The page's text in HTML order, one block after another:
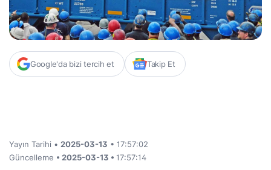
Google'da bizi tercih et Takip Et
Yayın Tarihi • 2025-03-13 • 17:57:02
Güncelleme • 2025-03-13 • 17:57:14